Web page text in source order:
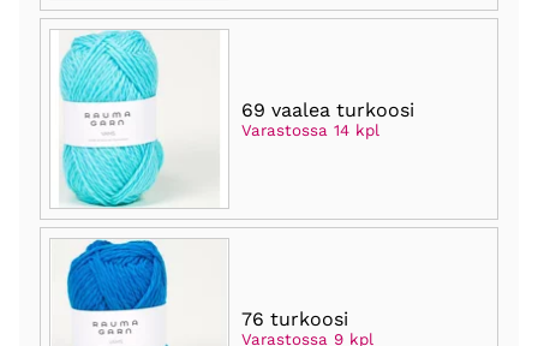
69 vaalea turkoosi
Varastossa 14 kpl
76 turkoosi
Varastossa 9 kpl